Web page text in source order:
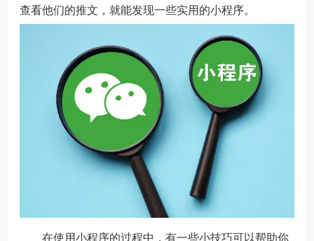
查看他们的推文，就能发现一些实用的小程序。
在使用小程序的过程中，有一些小技巧可以帮助你